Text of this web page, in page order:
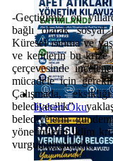
Haberi Oku
-Geçtiğimiz on
bağlı olarak sosyal
Küresel ısınma ve
ve kentlerin bu krize
çerçevesinde
mücadele için
Çalışmada,
belediyecilik”
belediyelerin
yönetimlerin iklim
vurgulanmaktadır.